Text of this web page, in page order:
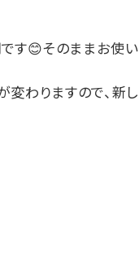
す😊そのままお使い
わりますので、新し